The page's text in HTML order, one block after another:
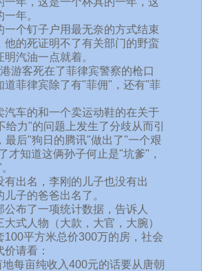
一年。
一个钉子户用最无奈的方式结束
他的死证明不了有关部门的野蛮
汽油一点就着。
游客死在了菲律宾警察的枪口
道菲律宾除了有"菲佣"，还有"菲
汽车的和一个卖运动鞋的在关于
给力"的问题上发生了分歧从而引
最后"狗日的腾讯"做出了"一个艰
才知道这俩孙子何止是"坑爹"，
有出名，李刚的儿子也没有出
儿子的爸爸出名了。
公布了一项统计数据，告诉人
式人物（大款，大官，大腕）
100平方米总价300万的房，社会
价请看：
每亩纯收入400元的话要从唐朝